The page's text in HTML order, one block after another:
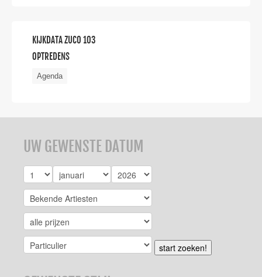
KIJKDATA ZUCO 103
OPTREDENS
Agenda
UW GEWENSTE DATUM
start zoeken!